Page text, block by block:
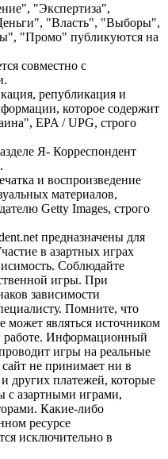
"Экспертиза",
"Власть", "Выборы",
"Промо" публикуются на
совместно с
републикация и
которое содержит
EPA / UPG, строго
Я- Корреспондент
и воспроизведение
материалов,
Getty Images, строго
предназначены для
в азартных играх
Соблюдайте
игры. При
зависимости
Помните, что
может являться источником
работе. Информационный
игры на реальные
не принимает ни в
других платежей, которые
с азартными играми,
Какие-либо
ресурсе
исключительно в